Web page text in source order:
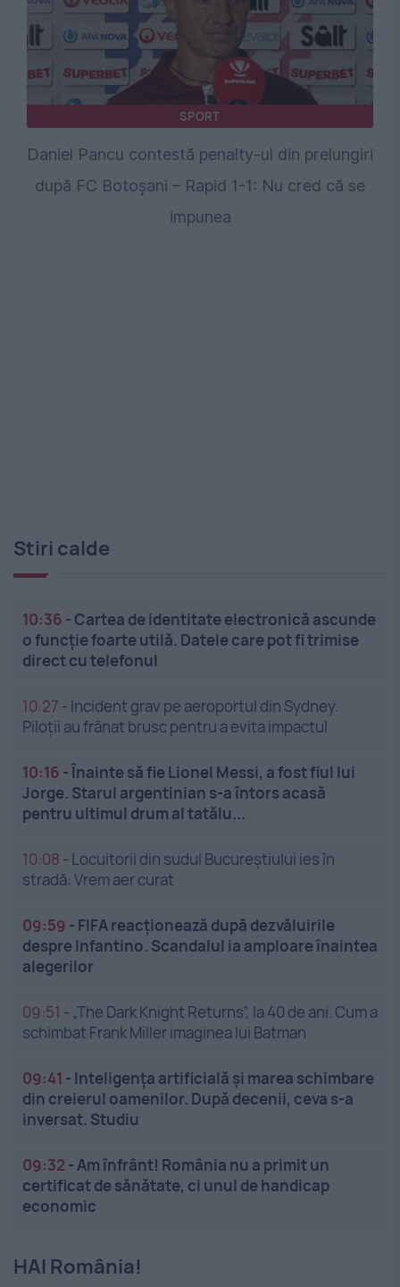
SPORT
Daniel Pancu contestă penalty-ul din prelungiri
după FC Botoșani – Rapid 1-1: Nu cred că se
impunea
Stiri calde
10:36 -Cartea de identitate electronică ascunde
o funcție foarte utilă. Datele care pot fi trimise
direct cu telefonul
10:27 - Incident grav pe aeroportul din Sydney.
Piloții au frânat brusc pentru a evita impactul
10:16 -Înainte să fie Lionel Messi, a fost fiul lui
Jorge. Starul argentinian s-a întors acasă
pentru ultimul drum al tatălu...
10:08 - Locuitorii din sudul Bucureștiului ies în
stradă: Vrem aer curat
09:59 - FIFA reacționează după dezvăluirile
despre Infantino. Scandalul ia amploare înaintea
alegerilor
09:51 - „The Dark Knight Returns”, la 40 de ani. Cum a
schimbat Frank Miller imaginea lui Batman
09:41 - Inteligența artificială și marea schimbare
din creierul oamenilor. După decenii, ceva s-a
inversat. Studiu
09:32 -Am înfrânt! România nu a primit un
certificat de sănătate, ci unul de handicap
economic
HAI România!